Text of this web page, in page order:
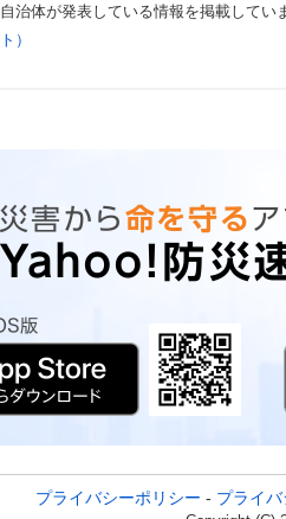
治体が発表している情報を掲載してい
）
プライバシーポリシー - プライ